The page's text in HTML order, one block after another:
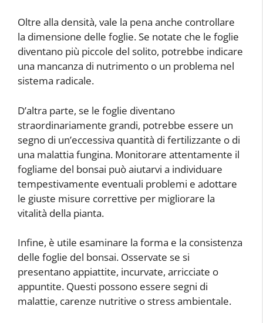
Oltre alla densità, vale la pena anche controllare
la dimensione delle foglie. Se notate che le foglie
diventano più piccole del solito, potrebbe indicare
una mancanza di nutrimento o un problema nel
sistema radicale.
D’altra parte, se le foglie diventano
straordinariamente grandi, potrebbe essere un
segno di un’eccessiva quantità di fertilizzante o di
una malattia fungina. Monitorare attentamente il
fogliame del bonsai può aiutarvi a individuare
tempestivamente eventuali problemi e adottare
le giuste misure correttive per migliorare la
vitalità della pianta.
Infine, è utile esaminare la forma e la consistenza
delle foglie del bonsai. Osservate se si
presentano appiattite, incurvate, arricciate o
appuntite. Questi possono essere segni di
malattie, carenze nutritive o stress ambientale.